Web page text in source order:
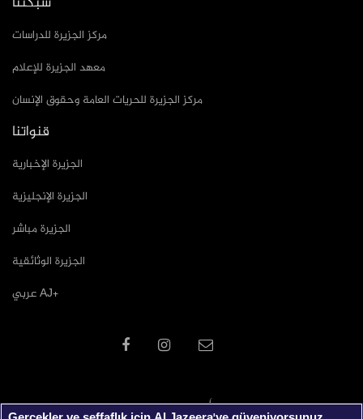
مركز الجزيرة للدراسات
معهد الجزيرة للإعلام
مركز الجزيرة للحريات العامة وحقوق الإنسان
قنواتنا
الجزيرة الإخبارية
الجزيرة الإنجليزية
الجزيرة مباشر
الجزيرة الوثائقية
عربي AJ+